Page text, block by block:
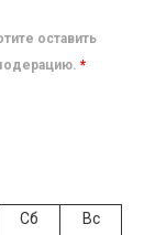
оставить
*
Сб Вс